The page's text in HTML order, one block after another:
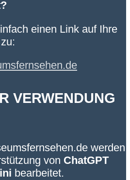
einen Link auf Ihre
VERWENDUNG
werden
von ChatGPT
bearbeitet.